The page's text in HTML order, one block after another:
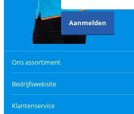
Aanmelden
Ons assortiment
Bedrijfswebsite
Klantenservice